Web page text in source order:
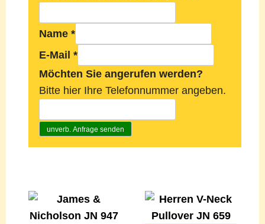
Name *
E-Mail *
Möchten Sie angerufen werden?
Bitte hier Ihre Telefonnummer angeben.
unverb. Anfrage senden